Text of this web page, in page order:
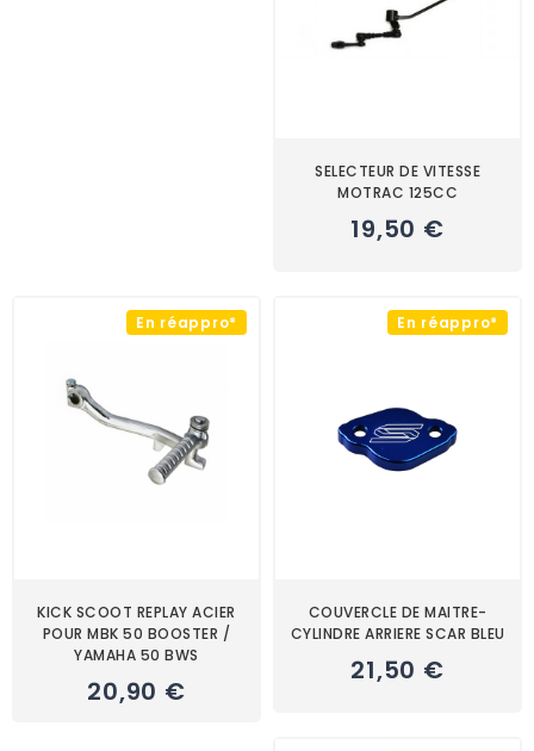
SELECTEUR DE VITESSE
MOTRAC 125CC
19,50 €
En réappro*
KICK SCOOT REPLAY ACIER
POUR MBK 50 BOOSTER /
YAMAHA 50 BWS
20,90 €
En réappro*
COUVERCLE DE MAITRE-
CYLINDRE ARRIERE SCAR BLEU
21,50 €